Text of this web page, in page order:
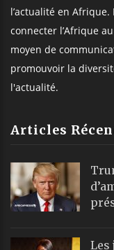
l’actualité en
connecter l’Afrique
moyen de
promouvoir la
l'actualité.
Articles
Les